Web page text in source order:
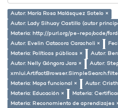
Autor: María Rosa Malásquez Sotelo ×
Autor: Lady Sihuay Castillo (autor
Materia: http://purl.org/pe-repo/ocde/
Autor: Evelin Catacora Caracholi ×
Materia: Políticas públicas ×
Autor:
Autor: Nelly Góngora Jara ×
Autor:
Materia: Mapa funcional ×
Autor:
Materia: Educación ×
Materia:
Materia: Reconomiento de aprendizajes